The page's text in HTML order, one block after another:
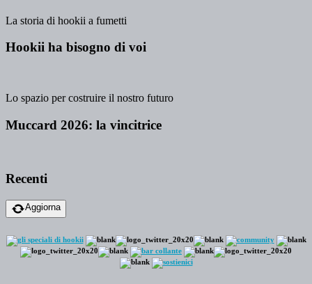
La storia di hookii a fumetti
Hookii ha bisogno di voi
Lo spazio per costruire il nostro futuro
Muccard 2026: la vincitrice
Recenti
Aggiorna